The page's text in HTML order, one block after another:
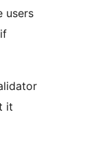
users
it